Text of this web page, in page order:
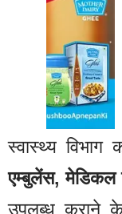
स्वास्थ्य विभाग
एम्बुलेंस, मेडिकल
उपलब्ध कराने